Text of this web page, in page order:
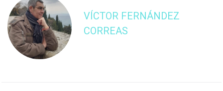
VÍCTOR FERNÁNDEZ
CORREAS